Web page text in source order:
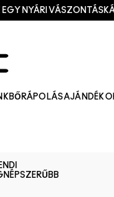
EGY NYÁRI
BŐRÁPOLÁS